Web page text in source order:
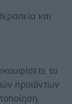
και
το
προϊόντων